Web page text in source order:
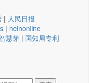
| 人民日报
| heinonline
智慧芽 | 国知局专利